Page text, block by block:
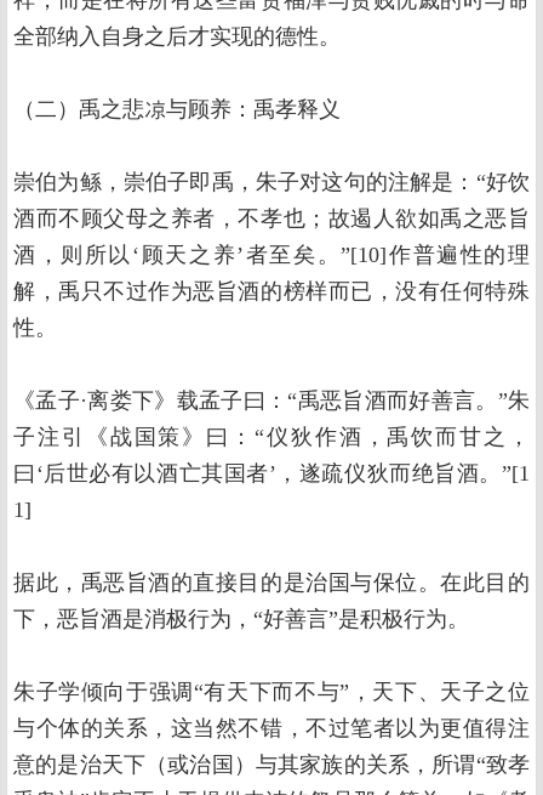
全部纳入自身之后才实现的德性。
（二）禹之悲凉与顾养：禹孝释义
崇伯为鲧，崇伯子即禹，朱子对这句的注解是：“好饮
酒而不顾父母之养者，不孝也；故遏人欲如禹之恶旨
酒，则所以‘顾天之养’者至矣。”[10]作普遍性的理
解，禹只不过作为恶旨酒的榜样而已，没有任何特殊
性。
《孟子·离娄下》载孟子曰：“禹恶旨酒而好善言。”朱
子注引《战国策》曰：“仪狄作酒，禹饮而甘之，
曰‘后世必有以酒亡其国者’，遂疏仪狄而绝旨酒。”[1
1]
据此，禹恶旨酒的直接目的是治国与保位。在此目的
下，恶旨酒是消极行为，“好善言”是积极行为。
朱子学倾向于强调“有天下而不与”，天下、天子之位
与个体的关系，这当然不错，不过笔者以为更值得注
意的是治天下（或治国）与其家族的关系，所谓“致孝